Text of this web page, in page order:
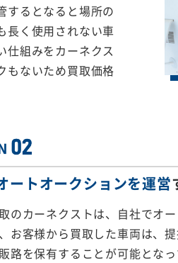
するとなると場所の
長く使用されない車
仕組みをカーネクス
もないため買取価格
ートオークションを運営
のカーネクストは、自社でオ
お客様から買取した車両は、
路を保有することが可能とな